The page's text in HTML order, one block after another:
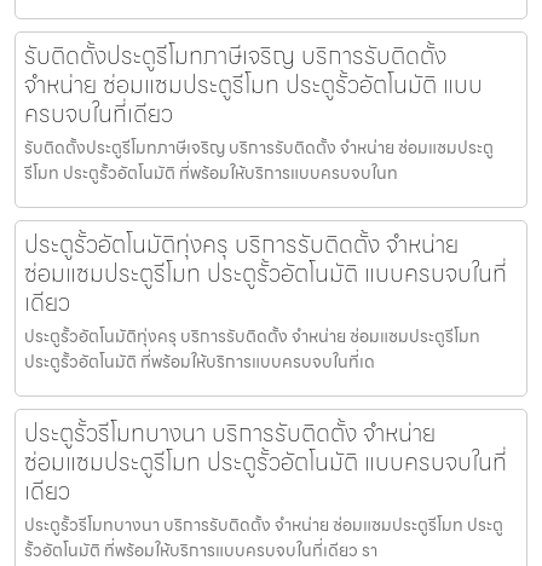
รับติดตั้งประตูรีโมทภาษีเจริญ บริการรับติดตั้ง
จำหน่าย ซ่อมแซมประตูรีโมท ประตูรั้วอัตโนมัติ แบบ
ครบจบในที่เดียว
รับติดตั้งประตูรีโมทภาษีเจริญ บริการรับติดตั้ง จำหน่าย ซ่อมแซมประตู
รีโมท ประตูรั้วอัตโนมัติ ที่พร้อมให้บริการแบบครบจบในท
ประตูรั้วอัตโนมัติทุ่งครุ บริการรับติดตั้ง จำหน่าย
ซ่อมแซมประตูรีโมท ประตูรั้วอัตโนมัติ แบบครบจบในที่
เดียว
ประตูรั้วอัตโนมัติทุ่งครุ บริการรับติดตั้ง จำหน่าย ซ่อมแซมประตูรีโมท
ประตูรั้วอัตโนมัติ ที่พร้อมให้บริการแบบครบจบในที่เด
ประตูรั้วรีโมทบางนา บริการรับติดตั้ง จำหน่าย
ซ่อมแซมประตูรีโมท ประตูรั้วอัตโนมัติ แบบครบจบในที่
เดียว
ประตูรั้วรีโมทบางนา บริการรับติดตั้ง จำหน่าย ซ่อมแซมประตูรีโมท ประตู
รั้วอัตโนมัติ ที่พร้อมให้บริการแบบครบจบในที่เดียว รา